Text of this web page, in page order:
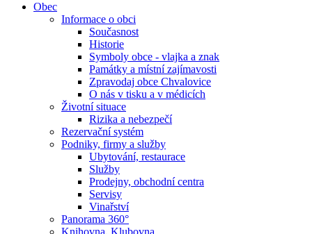
Obec
Informace o obci
Současnost
Historie
Symboly obce - vlajka a znak
Památky a místní zajímavosti
Zpravodaj obce Chvalovice
O nás v tisku a v médicích
Životní situace
Rizika a nebezpečí
Rezervační systém
Podniky, firmy a služby
Ubytování, restaurace
Služby
Prodejny, obchodní centra
Servisy
Vinařství
Panorama 360°
Knihovna, Klubovna